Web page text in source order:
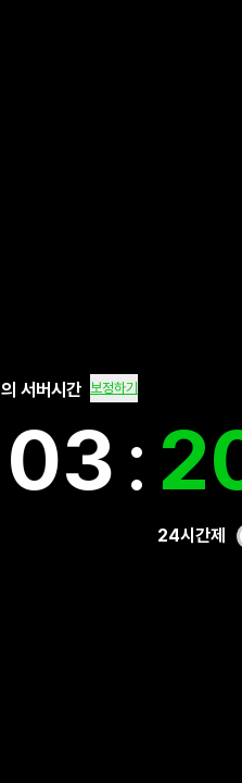
의 서버시간 보정하기
03:
24시간제